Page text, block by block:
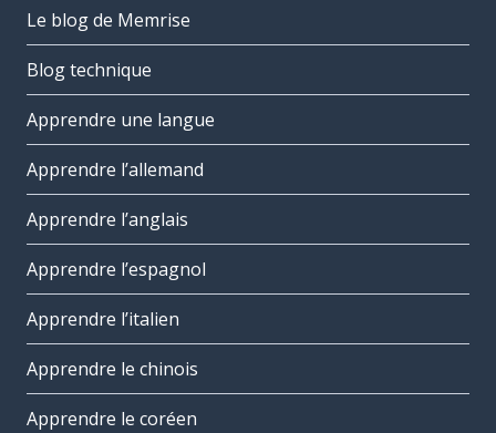
Le blog de Memrise
Blog technique
Apprendre une langue
Apprendre l’allemand
Apprendre l’anglais
Apprendre l’espagnol
Apprendre l’italien
Apprendre le chinois
Apprendre le coréen